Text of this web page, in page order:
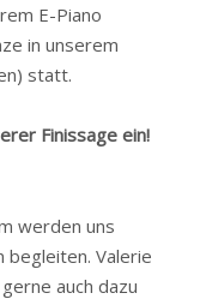
E-Piano
in unserem
statt.
Finissage ein!
werden uns
begleiten. Valerie
auch dazu